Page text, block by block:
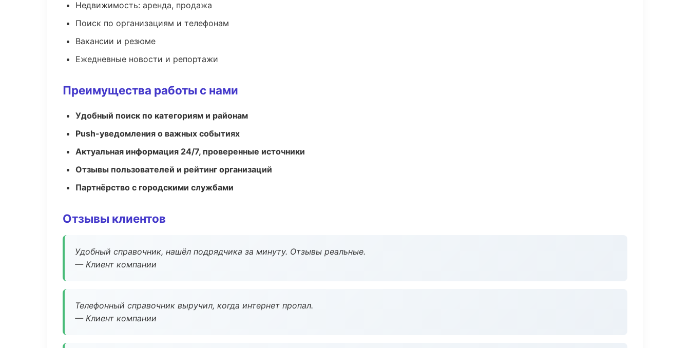
Недвижимость: аренда, продажа
Поиск по организациям и телефонам
Вакансии и резюме
Ежедневные новости и репортажи
Преимущества работы с нами
Удобный поиск по категориям и районам
Push-уведомления о важных событиях
Актуальная информация 24/7, проверенные источники
Отзывы пользователей и рейтинг организаций
Партнёрство с городскими службами
Отзывы клиентов
Удобный справочник, нашёл подрядчика за минуту. Отзывы реальные.
— Клиент компании
Телефонный справочник выручил, когда интернет пропал.
— Клиент компании